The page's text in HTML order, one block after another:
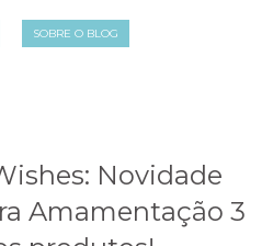
SOBRE O BLOG
Novidade
Amamentação 3